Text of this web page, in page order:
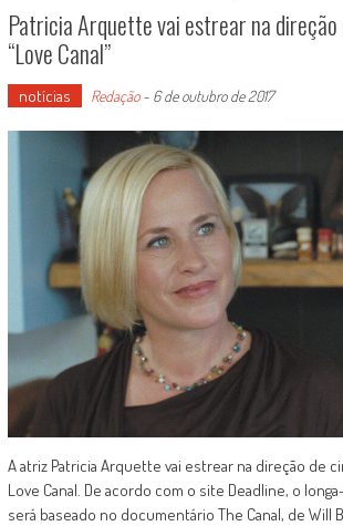
Patricia Arquette vai estrear na direção
“Love Canal”
notícias Redação- 6 de outubro de 2017
A atriz Patricia Arquette vai estrear na direção de
Love Canal. De acordo com o site Deadline, o
será baseado no documentário The Canal, de Will